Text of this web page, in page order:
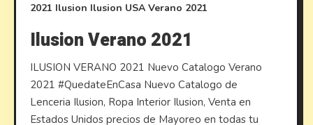
2021 Ilusion Ilusion USA Verano 2021
Ilusion Verano 2021
ILUSION VERANO 2021 Nuevo Catalogo Verano
2021 #QuedateEnCasa Nuevo Catalogo de
Lenceria Ilusion, Ropa Interior Ilusion, Venta en
Estados Unidos precios de Mayoreo en todas tu